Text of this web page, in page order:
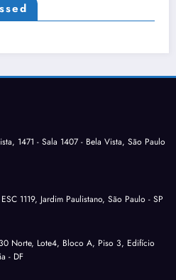
1471 - Sala 1407 - Bela Vista, São Paulo
1119, Jardim Paulistano, São Paulo - SP
Norte, Lote4, Bloco A, Piso 3, Edifício
- DF